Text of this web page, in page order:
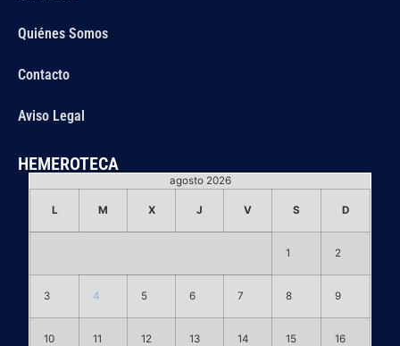
Quiénes Somos
Contacto
Aviso Legal
HEMEROTECA
agosto 2026
L M X J V S D
1 2
3 4 5 6 7 8 9
10 11 12 13 14 15 16